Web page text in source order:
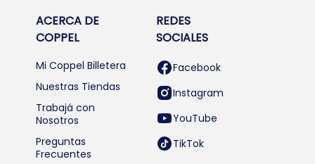
ACERCA DE
COPPEL
Mi Coppel Billetera
Nuestras Tiendas
Trabajá con
Nosotros
Preguntas
Frecuentes
REDES
SOCIALES
Facebook
Instagram
YouTube
TikTok